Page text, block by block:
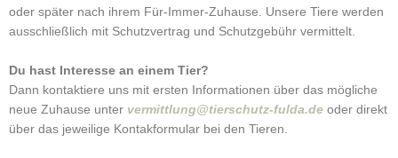
oder später nach ihrem Für-Immer-Zuhause. Unsere Tiere werden
ausschließlich mit Schutzvertrag und Schutzgebühr vermittelt.
Du hast Interesse an einem Tier?
Dann kontaktiere uns mit ersten Informationen über das mögliche
neue Zuhause unter vermittlung@tierschutz-fulda.de oder direkt
über das jeweilige Kontakformular bei den Tieren.